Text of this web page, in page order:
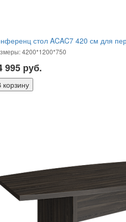
стол ACAC7 420 см для
4200*1200*750
995 руб.